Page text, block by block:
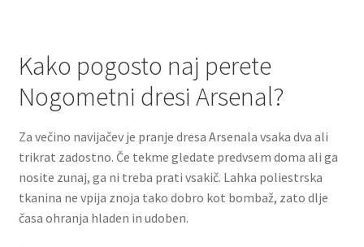
Kako pogosto naj perete
Nogometni dresi Arsenal?
Za večino navijačev je pranje dresa Arsenala vsaka dva ali
trikrat zadostno. Če tekme gledate predvsem doma ali ga
nosite zunaj, ga ni treba prati vsakič. Lahka poliestrska
tkanina ne vpija znoja tako dobro kot bombaž, zato dlje
časa ohranja hladen in udoben.